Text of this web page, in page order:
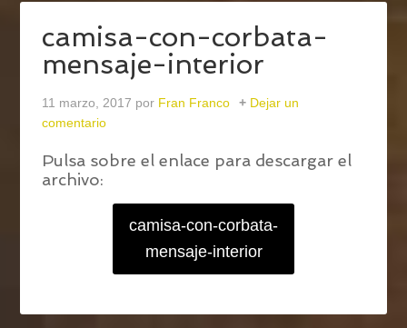
camisa-con-corbata-
mensaje-interior
11 marzo, 2017 por Fran Franco
Dejar un
comentario
Pulsa sobre el enlace para descargar el
archivo:
camisa-con-corbata-
mensaje-interior